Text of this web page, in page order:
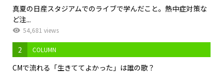
真夏の日産スタジアムでのライブで学んだこと。熱中症対策な
ど注...
54,681 views
2 COLUMN
CMで流れる「生きててよかった」は誰の歌？